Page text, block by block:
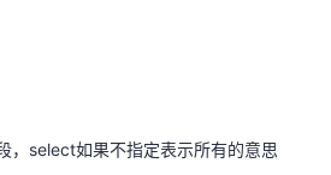
，select如果不指定表示所有的意思